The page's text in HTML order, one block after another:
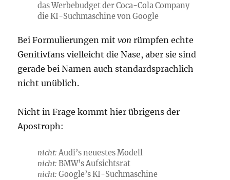
das Werbebudget der Coca-Cola Company
die KI-Suchmaschine von Google
Bei Formulierungen mitvon rümpfen echte
Genitivfans vielleicht die Nase, aber sie sind
gerade bei Namen auch standardsprachlich
nicht unüblich.
Nicht in Frage kommt hier übrigens der
Apostroph:
nicht: Audi’s neuestes Modell
nicht: BMW’s Aufsichtsrat
nicht: Google’s KI-Suchmaschine